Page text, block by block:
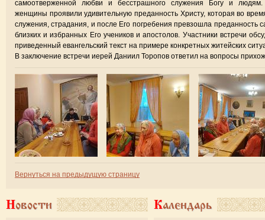
самоотверженной любви и бесстрашного служения Богу и
женщины проявили удивительную преданность Христу, которая во
служения, страдания, и после Его погребения превзошла преданность
близких и избранных Его учеников и апостолов. Участники встречи
приведенный евангельский текст на примере конкретных житейских
В заключение встречи иерей Даниил Торопов ответил на вопросы
Вернуться на предыдущую страницу
Новости Календарь